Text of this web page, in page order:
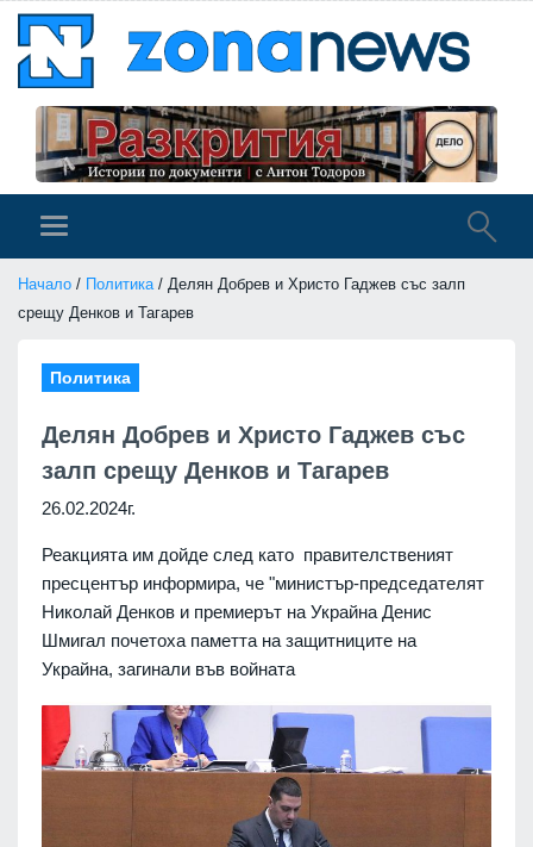
Начало / Политика/ Делян Добрев и Христо Гаджев със залп
срещу Денков и Тагарев
Политика
Делян Добрев и Христо Гаджев със
залп срещу Денков и Тагарев
26.02.2024г.
Реакцията им дойде след като правителственият
пресцентър информира, че "министър-председателят
Николай Денков и премиерът на Украйна Денис
Шмигал почетоха паметта на защитниците на
Украйна, загинали във войната